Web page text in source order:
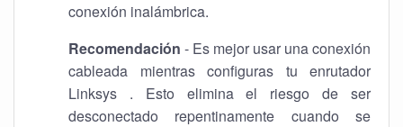
conexión inalámbrica.
Recomendación - Es mejor usar una conexión
cableada mientras configuras tu enrutador
Linksys . Esto elimina el riesgo de ser
desconectado repentinamente cuando se